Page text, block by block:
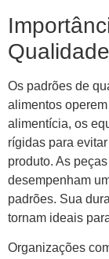
Qualidade
Os padrões de
alimentos
alimentícia, os
rígidas para
produto. As
desempenham
padrões. Sua
tornam ideais
Organizações